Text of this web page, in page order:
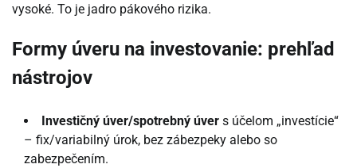
vysoké. To je jadro pákového rizika.
Formy úveru na investovanie: prehľad
nástrojov
Investičný úver/spotrebný úver s účelom „investície“
– fix/variabilný úrok, bez zábezpeky alebo so
zabezpečením.